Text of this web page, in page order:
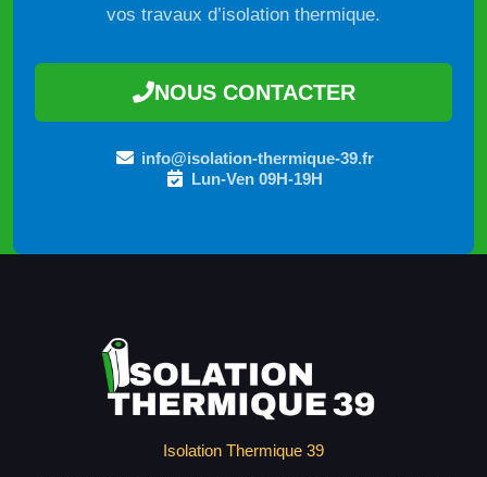
vos travaux d’isolation thermique.
NOUS CONTACTER
info@isolation-thermique-39.fr
Lun-Ven 09H-19H
Isolation Thermique 39